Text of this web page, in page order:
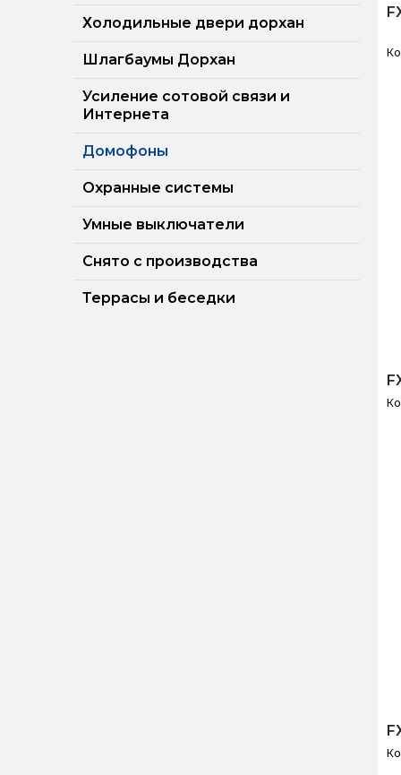
Холодильные двери дорхан
Шлагбаумы Дорхан
Усиление сотовой связи и
Интернета
Домофоны
Охранные системы
Умные выключатели
Снято с производства
Террасы и беседки